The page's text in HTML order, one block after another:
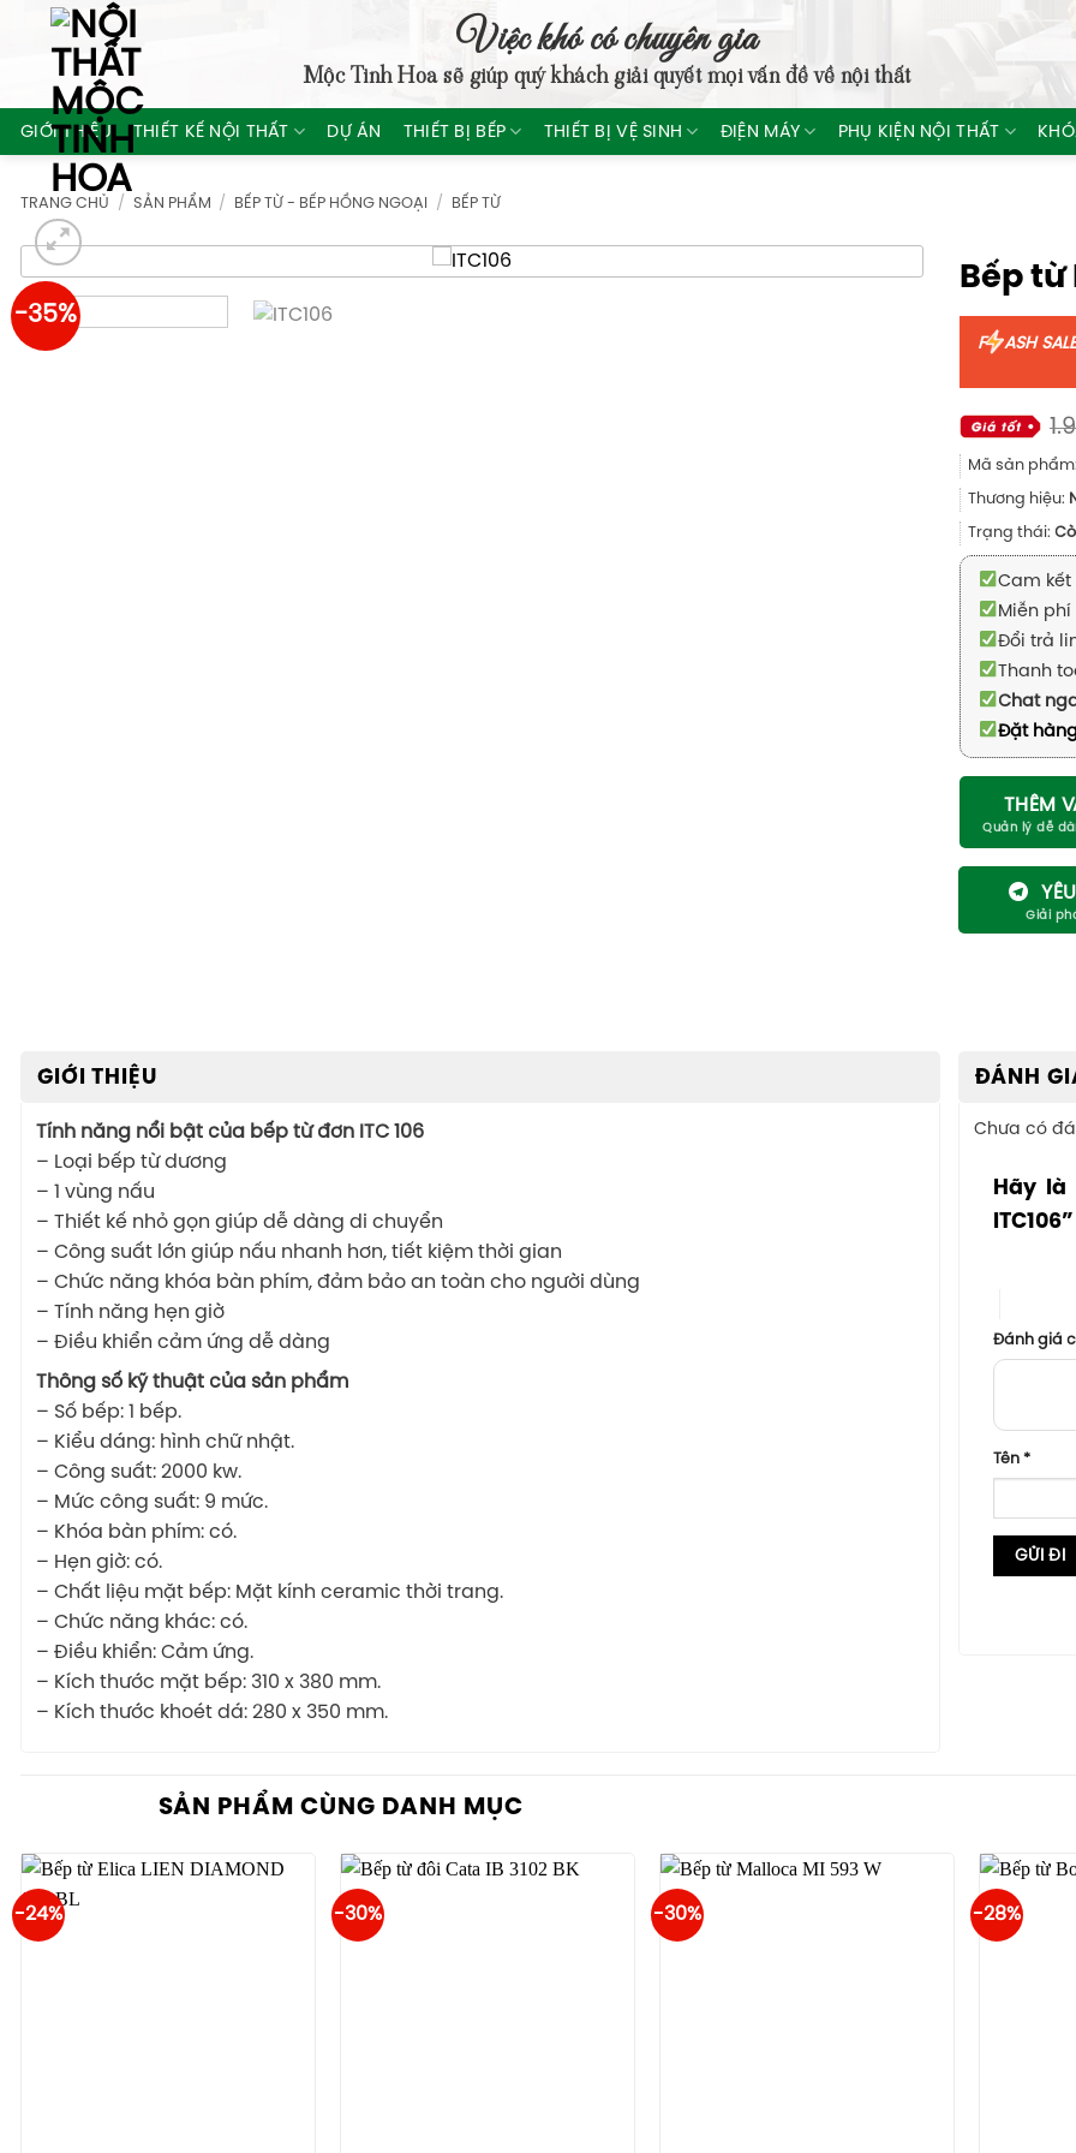
content
Việc khó có chuyên gia
Mộc Tinh Hoasẽ giúp quý khách giải quyết mọi vấn đề về nội thất
GIỚI THIỆU THIẾT KẾ NỘI THẤT DỰ ÁN THIẾT BỊ BẾP THIẾT BỊ VỆ SINH ĐIỆN MÁY PHỤ KIỆN NỘI THẤT
TRANG CHỦ / SẢN PHẨM / BẾP TỪ - BẾP HỒNG NGOẠI / BẾP TỪ
-35%
Bếp từ
F ASH SALE
Mã sản
Thương hiệu:
Trạng thái:
Cam kết
Miễn
Đổi trả
Thanh
Chat
Đặt
THÊM
GIỚI THIỆU
Tính năng nổi bật của bếp từ đơn ITC 106
– Loại bếp từ dương
– 1 vùng nấu
– Thiết kế nhỏ gọn giúp dễ dàng di chuyển
– Công suất lớn giúp nấu nhanh hơn, tiết kiệm thời gian
– Chức năng khóa bàn phím, đảm bảo an toàn cho người dùng
– Tính năng hẹn giờ
– Điều khiển cảm ứng dễ dàng
Thông số kỹ thuật của sản phẩm
– Số bếp: 1 bếp.
– Kiểu dáng: hình chữ nhật.
– Công suất: 2000 kw.
– Mức công suất: 9 mức.
– Khóa bàn phím: có.
– Hẹn giờ: có.
– Chất liệu mặt bếp: Mặt kính ceramic thời trang.
– Chức năng khác: có.
– Ðiều khiển: Cảm ứng.
– Kích thước mặt bếp: 310 x 380 mm.
– Kích thước khoét dá: 280 x 350 mm.
ĐÁNH
Chưa có
Hãy
Đánh giá
Tên*
SẢN PHẨM CÙNG DANH MỤC
-24% -30% -30% -28%